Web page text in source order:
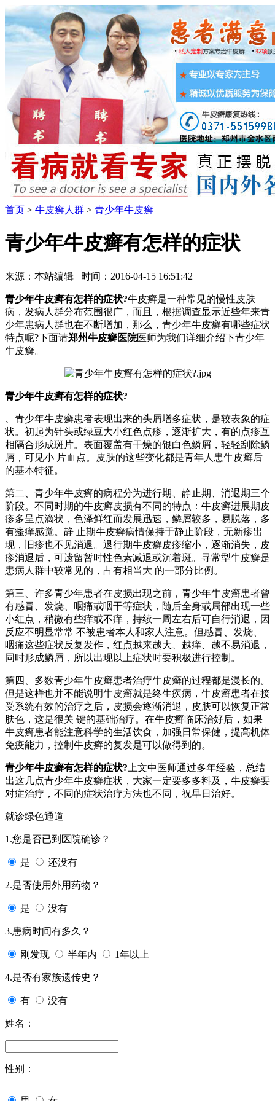
首页 > 牛皮癣人群 > 青少年牛皮癣
青少年牛皮癣有怎样的症状
来源：本站编辑 时间：2016-04-15 16:51:42
青少年牛皮癣有怎样的症状?牛皮癣是一种常见的慢性皮肤
病，发病人群分布范围很广，而且，根据调查显示近些年来青
少年患病人群也在不断增加，那么，青少年牛皮癣有哪些症状
特点呢?下面请郑州牛皮癣医院医师为我们详细介绍下青少年
牛皮癣。
青少年牛皮癣有怎样的症状?
、青少年牛皮癣患者表现出来的头屑增多症状，是较表象的症
状。初起为针头或绿豆大小红色点疹，逐渐扩大，有的点疹互
相隔合形成斑片。表面覆盖有干燥的银白色鳞屑，轻轻刮除鳞
屑，可见小 片血点。皮肤的这些变化都是青年人患牛皮癣后
的基本特征。
第二、青少年牛皮癣的病程分为进行期、静止期、消退期三个
阶段。不同时期的牛皮癣皮损有不同的特点：牛皮癣进展期皮
疹多呈点滴状，色泽鲜红而发展迅速，鳞屑较多，易脱落，多
有瘙痒感觉。静 止期牛皮癣病情保持于静止阶段，无新疹出
现，旧疹也不见消退。退行期牛皮癣皮疹缩小，逐渐消失，皮
疹消退后，可遗留暂时性色素减退或沉着斑。寻常型牛皮癣是
患病人群中较常见的，占有相当大 的一部分比例。
第三、许多青少年患者在皮损出现之前，青少年牛皮癣患者曾
有感冒、发烧、咽痛或咽干等症状，随后全身或局部出现一些
小红点，稍微有些痒或不痒，持续一周左右后可自行消退，因
反应不明显常常 不被患者本人和家人注意。但感冒、发烧、
咽痛这些症状反复发作，红点越来越大、越痒、越不易消退，
同时形成鳞屑，所以出现以上症状时要积极进行控制。
第四、多数青少年牛皮癣患者治疗牛皮癣的过程都是漫长的。
但是这样也并不能说明牛皮癣就是终生疾病，牛皮癣患者在接
受系统有效的治疗之后，皮损会逐渐消退，皮肤可以恢复正常
肤色，这是很关 键的基础治疗。在牛皮癣临床治好后，如果
牛皮癣患者能注意科学的生活饮食，加强日常保健，提高机体
免疫能力，控制牛皮癣的复发是可以做得到的。
青少年牛皮癣有怎样的症状? 上文中医师通过多年经验，总结
出这几点青少年牛皮癣症状，大家一定要多多料及，牛皮癣要
对症治疗，不同的症状治疗方法也不同，祝早日治好。
就诊绿色通道
1.您是否已到医院确诊？
是 还没有
2.是否使用外用药物？
是 没有
3.患病时间有多久？
刚发现 半年内 1年以上
4.是否有家族遗传史？
有 没有
姓名：
性别：